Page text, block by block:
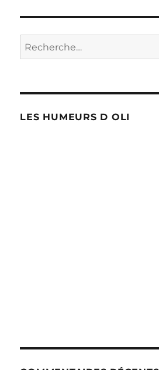
?
Recherche
pour :
LES HUMEURS D OLI